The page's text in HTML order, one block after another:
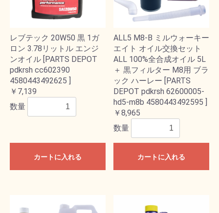
レブテック 20W50 黒 1ガ
ロン 3.78リットル エンジ
ンオイル [PARTS DEPOT
pdkrsh cc602390
4580443492625 ]
￥7,139
数量
カートに入れる
ALL5 M8-B ミルウォーキー
エイト オイル交換セット
ALL 100%全合成オイル 5L
＋ 黒フィルター M8用 ブラ
ック ハーレー [PARTS
DEPOT pdkrsh 62600005-
hd5-m8b 4580443492595 ]
￥8,965
数量
カートに入れる